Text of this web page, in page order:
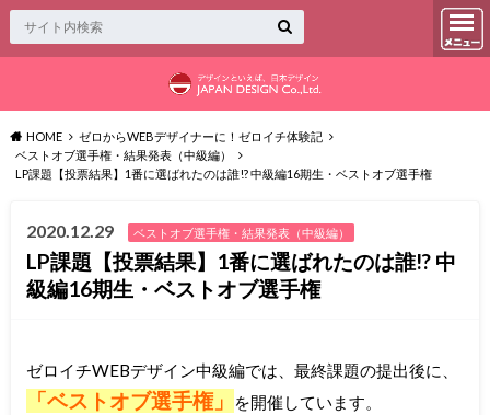
HOME
ゼロからWEBデザイナーに！ゼロイチ体験記
ベストオブ選手権・結果発表（中級編）
LP課題【投票結果】1番に選ばれたのは誰!? 中級編16期生・ベストオブ選手権
2020.12.29 ベストオブ選手権・結果発表（中級編）
LP課題【投票結果】1番に選ばれたのは誰!? 中
級編16期生・ベストオブ選手権
ゼロイチWEBデザイン中級編では、最終課題の提出後に、
「ベストオブ選手権」 を開催しています。